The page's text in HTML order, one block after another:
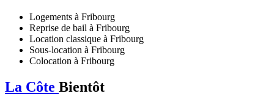
Logements à Fribourg
Reprise de bail à Fribourg
Location classique à Fribourg
Sous-location à Fribourg
Colocation à Fribourg
La Côte Bientôt